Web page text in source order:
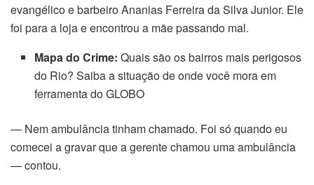
evangélico e barbeiro Ananias Ferreira da Silva Junior. Ele
foi para a loja e encontrou a mãe passando mal.
Mapa do Crime: Quais são os bairros mais perigosos
do Rio? Saiba a situação de onde você mora em
ferramenta do GLOBO
— Nem ambulância tinham chamado. Foi só quando eu
comecei a gravar que a gerente chamou uma ambulância
— contou.